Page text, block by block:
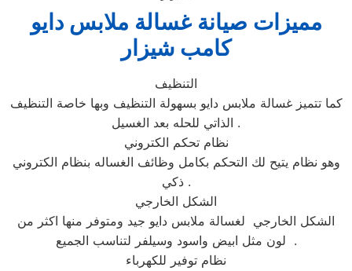
مميزات صيانة غسالة ملابس دايو
كامب شيزار
التنظيف
كما تتميز غسالة ملابس دايو بسهولة التنظيف وبها خاصة التنظيف
الذاتي للحله بعد الغسيل .
نظام تحكم الكتروني
وهو نظام يتيح لك التحكم بكامل وظائف الغساله بنظام الكتروني
ذكي .
الشكل الخارجي
الشكل الخارجي لغسالة ملابس دايو جيد ومتوفر منها اكثر من
لون مثل ابيض واسود وسيلفر لتناسب الجميع .
نظام توفير للكهرباء